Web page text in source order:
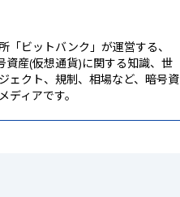
ビットバンク」が運営する、
資産(仮想通貨)に関する知識、世
ェクト、規制、相場など、暗号資
ィアです。